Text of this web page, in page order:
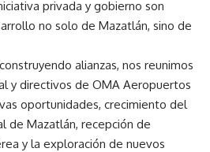
privada y gobierno son
no solo de Mazatlán, sino de
alianzas, nos reunimos
y directivos de OMA Aeropuertos
oportunidades, crecimiento del
de Mazatlán, recepción de
y la exploración de nuevos